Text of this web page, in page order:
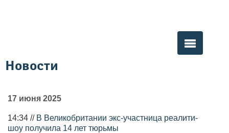
Вы здесь
Новости
17 июня 2025
14:34 // В Великобритании экс-участница реалити-
шоу получила 14 лет тюрьмы